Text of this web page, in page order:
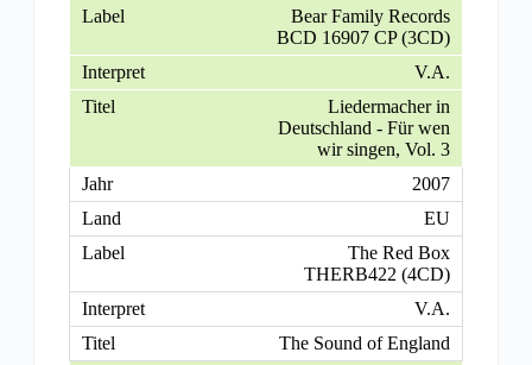
Bear Family Records
BCD 16907 CP (3CD)
V.A.
Liedermacher in
Deutschland - Für wen
wir singen, Vol. 3
2007
EU
The Red Box
THERB422 (4CD)
V.A.
The Sound of England